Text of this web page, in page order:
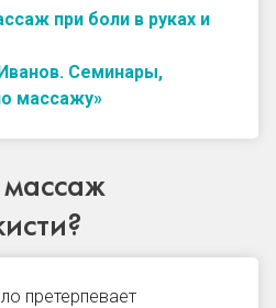
при боли в руках и
Семинары,
массажу»
претерпевает